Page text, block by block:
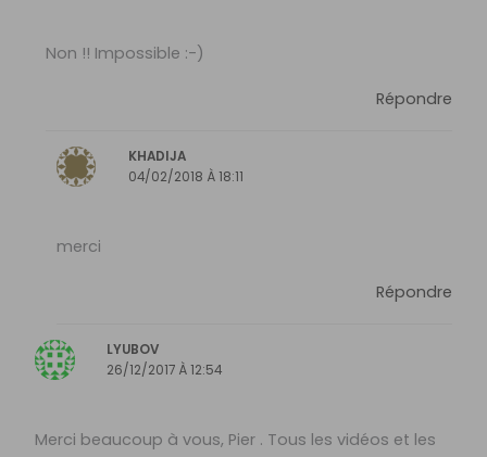
Non !! Impossible :-)
Répondre
KHADIJA
04/02/2018 À 18:11
merci
Répondre
LYUBOV
26/12/2017 À 12:54
Merci beaucoup à vous, Pier . Tous les vidéos et les